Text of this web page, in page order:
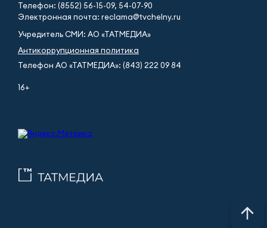
Телефон: (8552) 56-15-09, 54-07-90
Электронная почта: reclama@tvchelny.ru
Учредитель СМИ: АО «ТАТМЕДИА»
Антикоррупционная политика
Телефон АО «ТАТМЕДИА»: (843) 222 09 84
16+